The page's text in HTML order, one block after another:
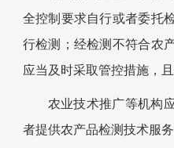
全控制要求自行或者委托
行检测；经检测不符合农
应当及时采取管控措施，且
农业技术推广等机构
者提供农产品检测技术服务